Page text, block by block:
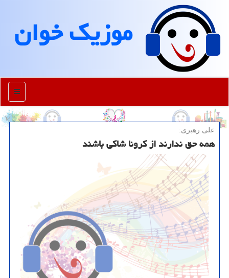
موزیك خوان
منو
علی رهبری:
همه حق ندارند از كرونا شاكی باشند